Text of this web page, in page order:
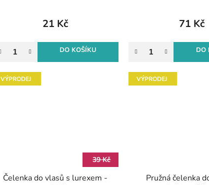
21 Kč
DO KOŠÍKU
71 Kč
DO
VÝPRODEJ
39 Kč
Čelenka do vlasů s lurexem -
VÝPRODEJ
Pružná čelenka